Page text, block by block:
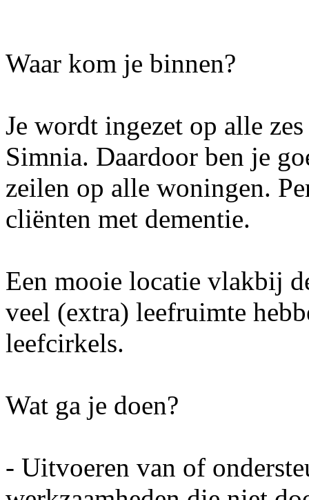
Waar kom je binnen?
Je wordt ingezet op alle
Simnia. Daardoor ben je
zeilen op alle woningen.
cliënten met dementie.
Een mooie locatie vlakbij
veel (extra) leefruimte
leefcirkels.
Wat ga je doen?
- Uitvoeren van of